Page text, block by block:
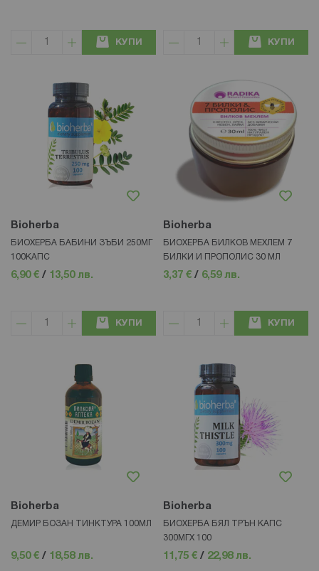
КУПИ КУПИ
Bioherba
БИОХЕРБА БАБИНИ ЗЪБИ 250МГ
100КАПС
6,90 € / 13,50 лв.
КУПИ
Bioherba
БИОХЕРБА БИЛКОВ МЕХЛЕМ 7
БИЛКИ И ПРОПОЛИС 30 МЛ
3,37 € / 6,59 лв.
КУПИ
Bioherba
ДЕМИР БОЗАН ТИНКТУРА 100МЛ
9,50 € / 18,58 лв.
Bioherba
БИОХЕРБА БЯЛ ТРЪН КАПС
300МГХ 100
11,75 € / 22,98 лв.